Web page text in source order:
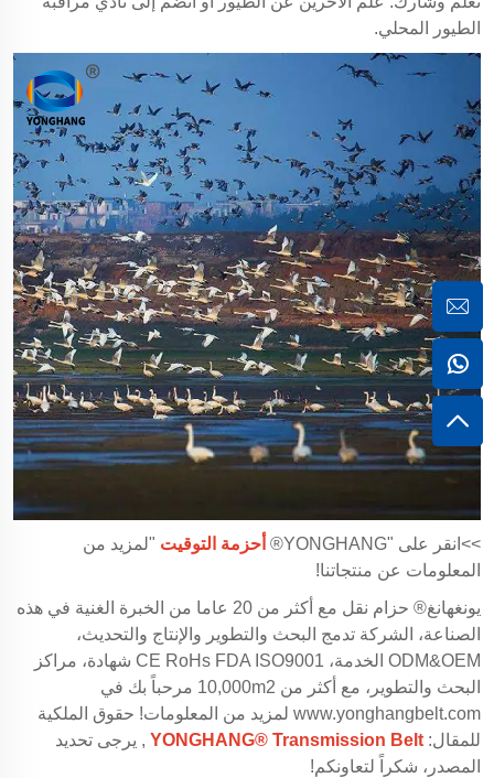
الطيور المحلي.
>>انقر على "YONGHANG® أحزمة التوقيت "لمزيد من
المعلومات عن منتجاتنا!
يونغهانغ® حزام نقل مع أكثر من 20 عاما من الخبرة الغنية في هذه
الصناعة، الشركة تدمج البحث والتطوير والإنتاج والتحديث،
ODM&OEM الخدمة، CE RoHs FDA ISO9001 شهادة، مراكز
البحث والتطوير، مع أكثر من 10,000m2 مرحباً بك في
www.yonghangbelt.com لمزيد من المعلومات! حقوق الملكية
للمقال: YONGHANG® Transmission Belt , يرجى تحديد
المصدر، شكراً لتعاونكم!